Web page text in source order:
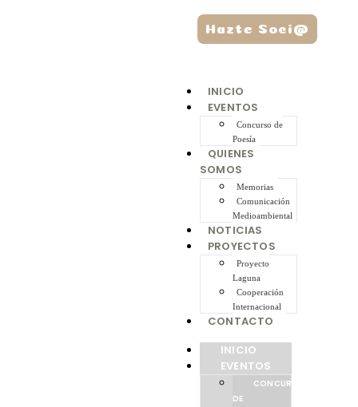
INICIO
EVENTOS
Concurso de
Poesía
QUIENES
SOMOS
Memorias
Comunicación
Medioambiental
NOTICIAS
PROYECTOS
Proyecto
Laguna
Cooperación
Internacional
CONTACTO
INICIO
EVENTOS
CONCURSO
DE
Hazte Soci@